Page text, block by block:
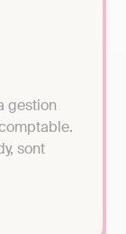
gestion
sont